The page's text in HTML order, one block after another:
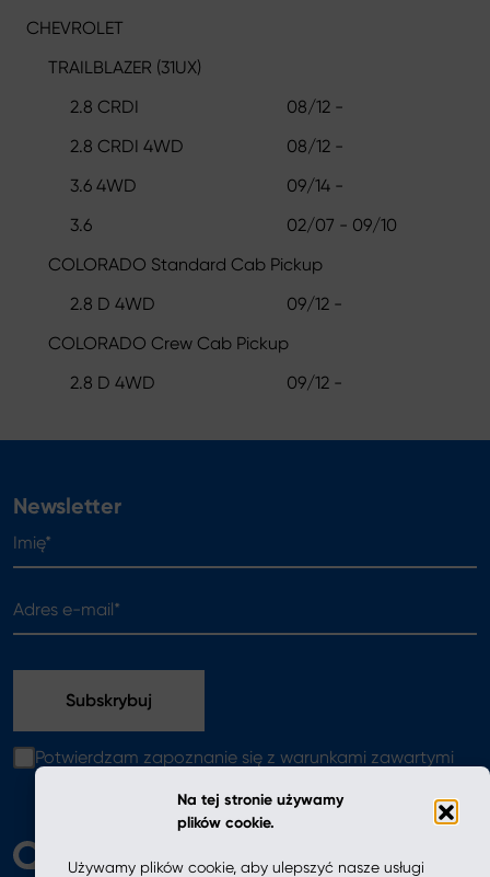
Na tej stronie używamy
plików cookie.
Używamy plików cookie, aby ulepszyć nasze usługi
CHEVROLET
TRAILBLAZER (31UX)
2.8 CRDI
08/12 -
2.8 CRDI 4WD
08/12 -
3.6 4WD
09/14 -
3.6
02/07 - 09/10
COLORADO Standard Cab Pickup
2.8 D 4WD
09/12 -
COLORADO Crew Cab Pickup
2.8 D 4WD
09/12 -
Newsletter
Potwierdzam zapoznanie się z warunkami zawartymi